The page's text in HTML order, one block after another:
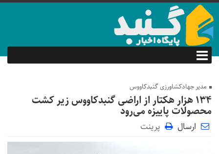
مدیر جهادکشاورزی گنبدکاووس
۱۳۴ هزار هکتار از اراضی گنبدکاووس زیر کشت
محصولات پاییزه می‌رود
ارسال پرینت